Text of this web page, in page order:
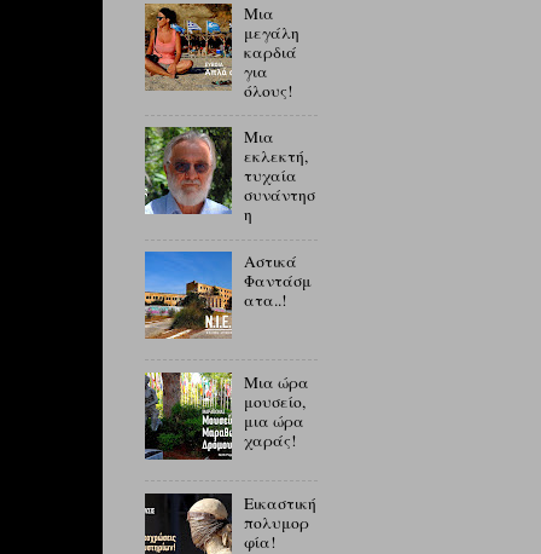
Μια
μεγάλη
καρδιά
για
όλους!
Μια
εκλεκτή,
τυχαία
συνάντησ
η
Αστικά
Φαντάσμ
ατα..!
Μια ώρα
μουσείο,
μια ώρα
χαράς!
Εικαστική
πολυμορ
φία!